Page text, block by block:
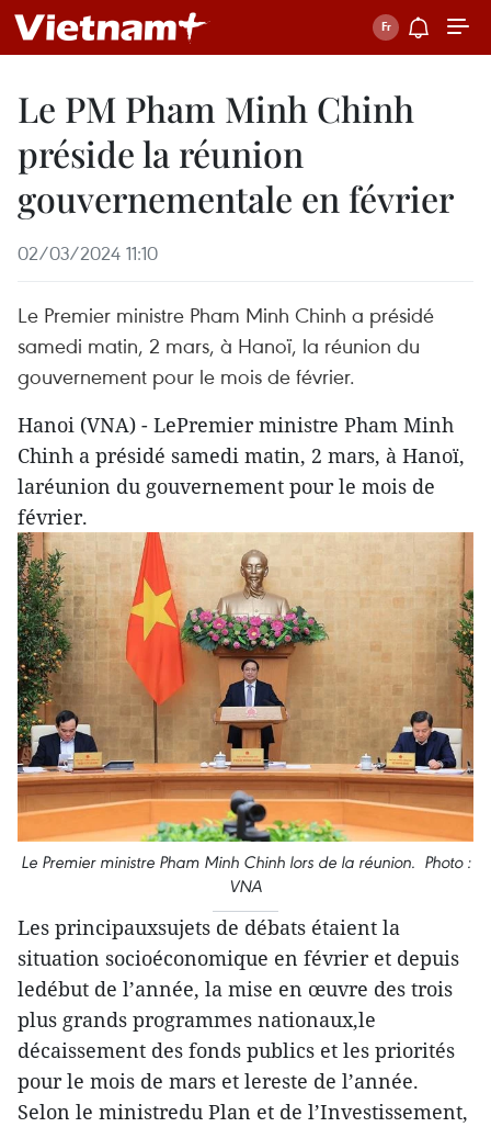
Le PM Pham Minh Chinh
préside la réunion
gouvernementale en février
02/03/2024 11:10
Le Premier ministre Pham Minh Chinh a présidé
samedi matin, 2 mars, à Hanoï, la réunion du
gouvernement pour le mois de février.
Hanoi (VNA) - LePremier ministre Pham Minh
Chinh a présidé samedi matin, 2 mars, à Hanoï,
laréunion du gouvernement pour le mois de
février.
Le Premier ministre Pham Minh Chinh lors de la réunion. Photo :
VNA
Les principauxsujets de débats étaient la
situation socioéconomique en février et depuis
ledébut de l’année, la mise en œuvre des trois
plus grands programmes nationaux,le
décaissement des fonds publics et les priorités
pour le mois de mars et lereste de l’année.
Selon le ministredu Plan et de l’Investissement,